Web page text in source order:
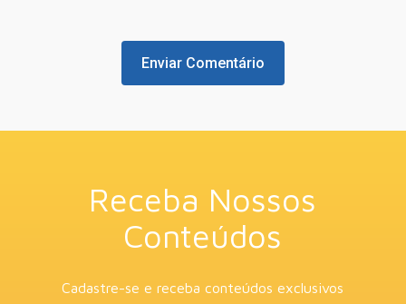
Receba Nossos
Conteúdos
Cadastre-se e receba conteúdos exclusivos